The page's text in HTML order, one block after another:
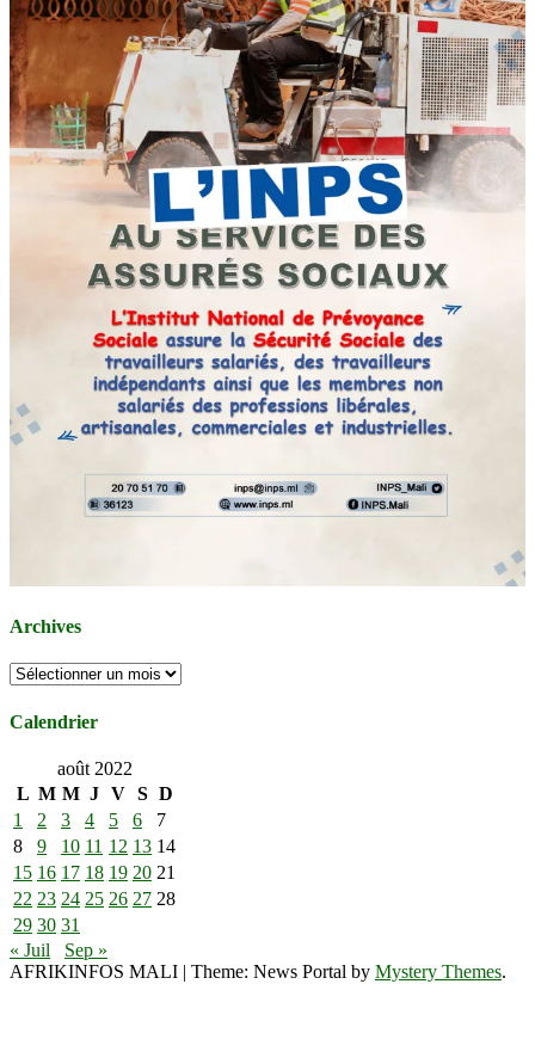
Archives
Archives
Calendrier
août 2022
L M M J V S D
1
2 3 4 5 6
7
8
9 10 11 12 13 14
15 16 17 18 19 20 21
22 23 24 25 26 27 28
29 30 31
« Juil
Sep »
AFRIKINFOS MALI | Theme: News Portal by Mystery Themes.